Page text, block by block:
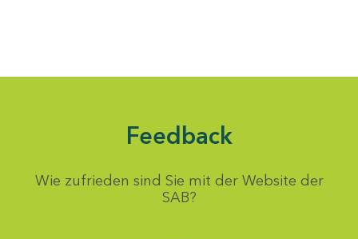
Feedback
Wie zufrieden sind Sie mit der Website der
SAB?